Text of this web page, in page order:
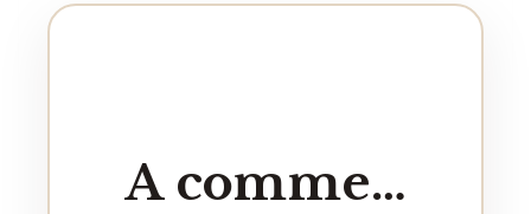
A comme…